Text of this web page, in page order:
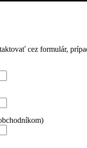
cez formulár,